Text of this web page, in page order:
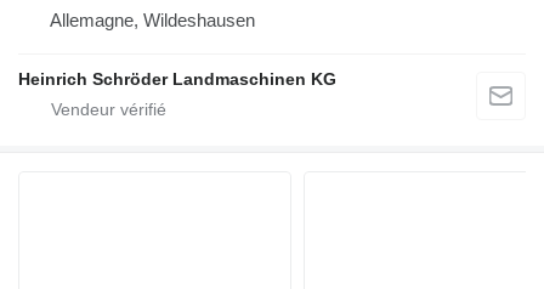
Allemagne, Wildeshausen
Heinrich Schröder Landmaschinen KG